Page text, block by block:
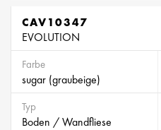
CAV10347
EVOLUTION
Farbe
sugar (graubeige)
Typ
Boden / Wandfliese